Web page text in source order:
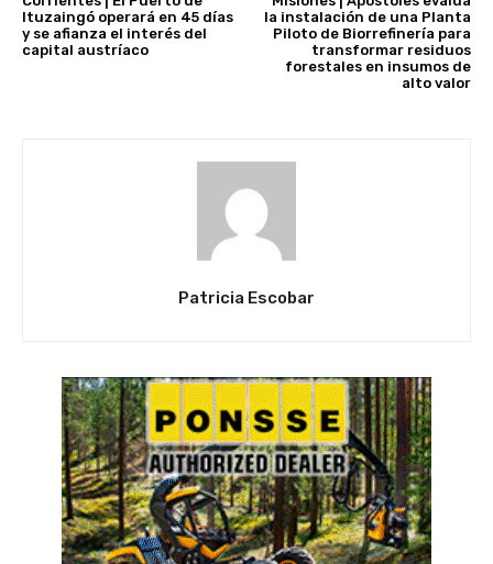
Ituzaingó operará en 45 días
y se afianza el interés del
capital austríaco
la instalación de una Planta
Piloto de Biorrefinería para
transformar residuos
forestales en insumos de
alto valor
Patricia Escobar